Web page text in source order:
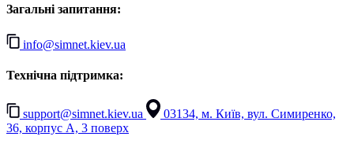
Загальні запитання:
info@simnet.kiev.ua
Технічна підтримка:
support@simnet.kiev.ua
03134, м. Київ, вул. Симиренко,
36, корпус А, 3 поверх